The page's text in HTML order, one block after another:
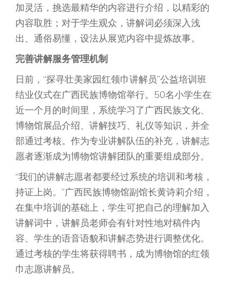
加灵活，挑选最精华的内容进行介绍，以精彩的
内容取胜；对于学生观众，讲解词必须深入浅
出、通俗易懂，设法从展览内容中提炼故事。
完善讲解服务管理机制
日前，“探寻壮美家园红领巾讲解员”公益培训班
结业仪式在广西民族博物馆举行。50名小学生在
近一个月的时间里，系统学习了广西民族文化、
博物馆展品介绍、讲解技巧、礼仪等知识，并全
部通过考核。作为专业讲解队伍的补充，讲解志
愿者逐渐成为博物馆讲解团队的重要组成部分。
“我们的讲解志愿者都要经过系统的培训和考核，
持证上岗。”广西民族博物馆副馆长黄诗莉介绍，
在集中培训的基础上，学生可把自己的理解加入
讲解词中，讲解员老师会有针对性地对稿件内
容、学生的语音语貌和讲解态势进行调整优化。
通过考核的学生将获得聘书，成为博物馆的红领
巾志愿讲解员。